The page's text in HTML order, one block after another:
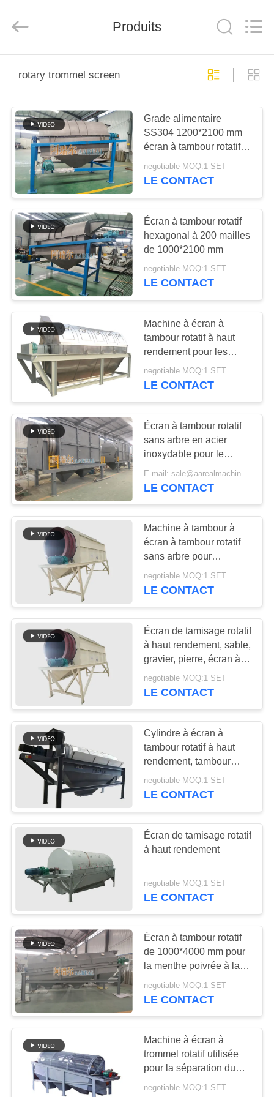
LA
MAISON
PRODUITS
PROPOS
DE
NOUS
VISITE
DE
L'USINE
CONTRÔLE
LA
QUALITÉ
NOUS
CONTACTER
DEMANDEZ
UN DEVIS
PLAN
SITE
PRIVACY
POLICY
Machine
Co.,Ltd.
Reserved.
Produits
rotary trommel screen
Grade alimentaire
SS304 1200*2100 mm
écran à tambour rotatif
pour le sucre
negotiable MOQ:1 SET
LE CONTACT
Écran à tambour rotatif
hexagonal à 200 mailles
de 1000*2100 mm
negotiable MOQ:1 SET
LE CONTACT
Machine à écran à
tambour rotatif à haut
rendement pour les
installations de cokage
negotiable MOQ:1 SET
LE CONTACT
Écran à tambour rotatif
sans arbre en acier
inoxydable pour le
dépistage humide du
dioxyde de titane
LE CONTACT
Machine à tambour à
écran à tambour rotatif
sans arbre pour
matériaux réfractaires
negotiable MOQ:1 SET
LE CONTACT
Écran de tamisage rotatif
à haut rendement, sable,
gravier, pierre, écran à
tambour rotatif
negotiable MOQ:1 SET
LE CONTACT
Cylindre à écran à
tambour rotatif à haut
rendement, tambour
rond pour le compost
negotiable MOQ:1 SET
LE CONTACT
Écran de tamisage rotatif
à haut rendement
negotiable MOQ:1 SET
LE CONTACT
Écran à tambour rotatif
de 1000*4000 mm pour
la menthe poivrée à la
camomille
negotiable MOQ:1 SET
LE CONTACT
Machine à écran à
trommel rotatif utilisée
pour la séparation du
sable et du gravier
negotiable MOQ:1 SET